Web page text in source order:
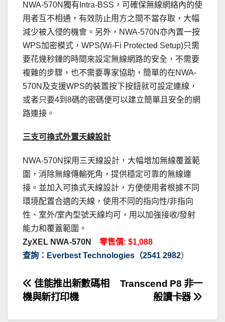
NWA-570N獨有Intra-BSS，可確保無線網絡內的使
用者互不相通，有效防止用方之間不當存取，大幅
減少被入侵的機會。另外，NWA-570N亦內置一按
WPS加密模式，WPS(Wi-Fi Protected Setup)只需
要花幾秒鐘的時間來設定無線網路的安全，不需要
複雜的步驟，也不需要專家協助，簡單的在NWA-
570N及支援WPS的裝置按下按鈕就可設定連線，
或者只要4到8碼的密碼便可以建立簡單且安全的網
路連接。
三支可換式外置天線設計
NWA-570N採用三天線設計，大幅增加無線覆蓋範
圍，消除無線傳輸死角，提供穩定可靠的無線連
接。並加入可換式天線設計，方便使用者根據不同
環境配置合適的天線，使用不同的指向性/非指向
性、室外/室內型號天線均可，用以加強接收/發射
能力和覆蓋範圍。
ZyXEL NWA-570N 零售價: $1,088
查詢：Everbest Technologies（2541 2982）
文
章
Transcend P8 非一
般讀卡器
佳能推出新數碼相
機與新打印機